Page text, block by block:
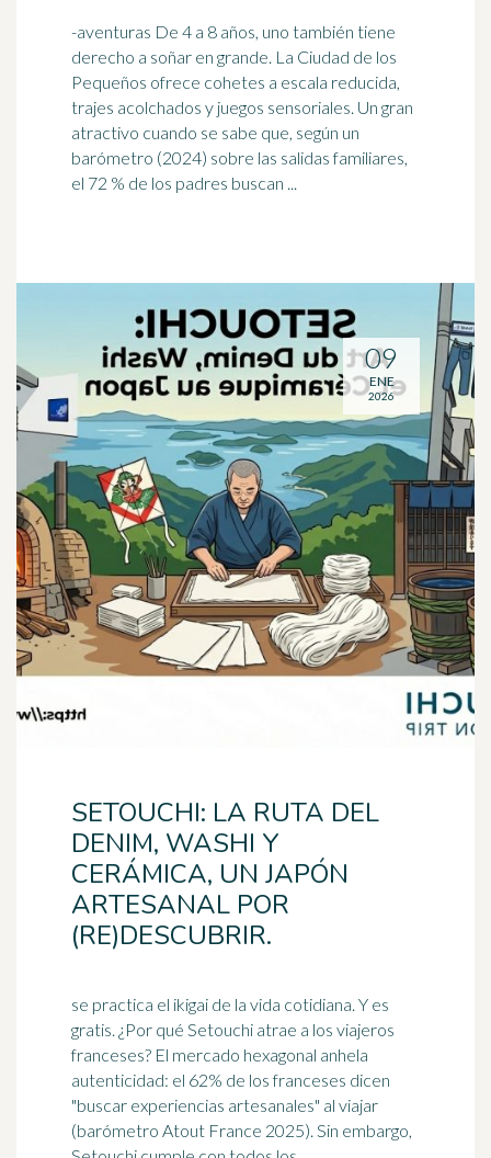
-aventuras De 4 a 8 años, uno también tiene
derecho a soñar en grande. La Ciudad de los
Pequeños ofrece cohetes a escala reducida,
trajes acolchados y juegos sensoriales. Un gran
atractivo cuando se sabe que, según un
barómetro (2024) sobre las salidas familiares,
el 72 % de los padres buscan ...
SETOUCHI: LA RUTA DEL
DENIM, WASHI Y
CERÁMICA, UN JAPÓN
ARTESANAL POR
(RE)DESCUBRIR.
se practica el ikigai de la vida cotidiana. Y es
gratis. ¿Por qué Setouchi atrae a los viajeros
franceses? El mercado hexagonal anhela
autenticidad: el 62% de los franceses dicen
"buscar experiencias artesanales" al viajar
(barómetro Atout France 2025). Sin embargo,
09
ENE
2026